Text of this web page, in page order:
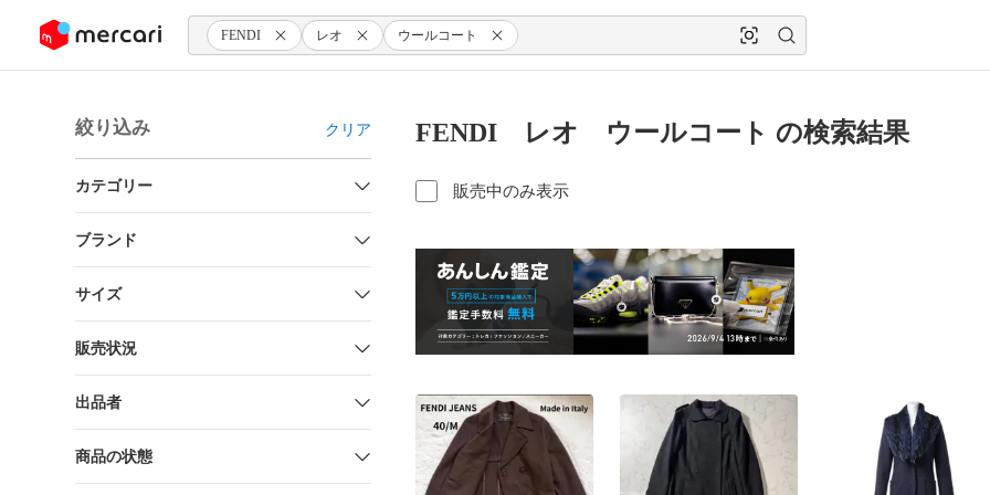
ツにスキップ FENDI レオ ウールコート
絞り込み クリア
カテゴリー
ブランド
サイズ
販売状況
出品者
商品の状態
FENDI レオ ウールコート の検索結果
販売中のみ表示